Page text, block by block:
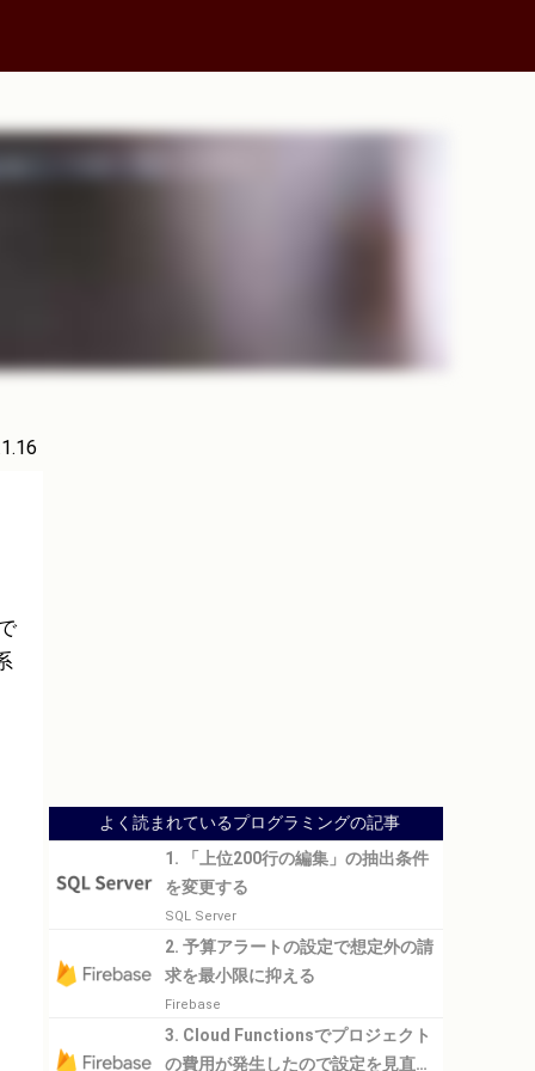
よく読まれているプログラミングの記事
1. 「上位200行の編集」の抽出条件
を変更する
SQL Server
2. 予算アラートの設定で想定外の請
求を最小限に抑える
Firebase
3. Cloud Functionsでプロジェクト
の費用が発生したので設定を見直し